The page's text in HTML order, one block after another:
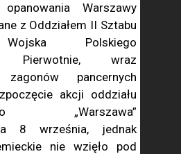
Warszawy
z Oddziałem II Sztabu
Polskiego
Pierwotnie, wraz
pancernych
akcji oddziału
„Warszawa”
8 września, jednak
nie wzięło pod